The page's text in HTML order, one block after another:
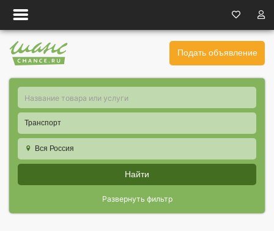
Подать объявление
Транспорт
Вся Россия
Найти
Развернуть фильтр